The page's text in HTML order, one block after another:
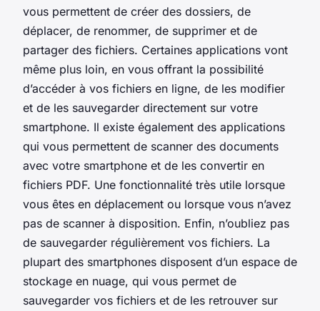
vous permettent de créer des dossiers, de
déplacer, de renommer, de supprimer et de
partager des fichiers. Certaines applications vont
même plus loin, en vous offrant la possibilité
d’accéder à vos fichiers en ligne, de les modifier
et de les sauvegarder directement sur votre
smartphone. Il existe également des applications
qui vous permettent de scanner des documents
avec votre smartphone et de les convertir en
fichiers PDF. Une fonctionnalité très utile lorsque
vous êtes en déplacement ou lorsque vous n’avez
pas de scanner à disposition. Enfin, n’oubliez pas
de sauvegarder régulièrement vos fichiers. La
plupart des smartphones disposent d’un espace de
stockage en nuage, qui vous permet de
sauvegarder vos fichiers et de les retrouver sur